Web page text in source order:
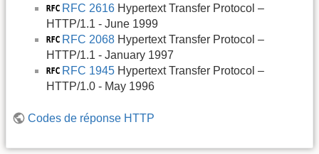
RFC 2616 Hypertext Transfer Protocol –
HTTP/1.1 - June 1999
RFC 2068 Hypertext Transfer Protocol –
HTTP/1.1 - January 1997
RFC 1945 Hypertext Transfer Protocol –
HTTP/1.0 - May 1996
Codes de réponse HTTP